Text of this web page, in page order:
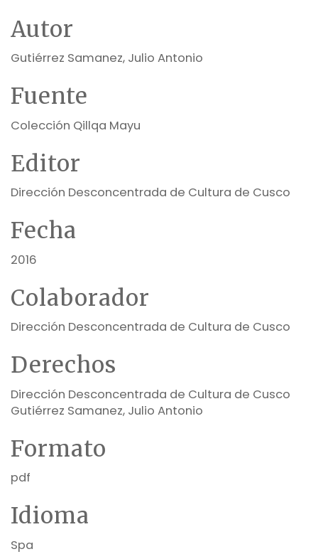
Autor
Gutiérrez Samanez, Julio Antonio
Fuente
Colección Qillqa Mayu
Editor
Dirección Desconcentrada de Cultura de Cusco
Fecha
2016
Colaborador
Dirección Desconcentrada de Cultura de Cusco
Derechos
Dirección Desconcentrada de Cultura de Cusco
Gutiérrez Samanez, Julio Antonio
Formato
pdf
Idioma
Spa